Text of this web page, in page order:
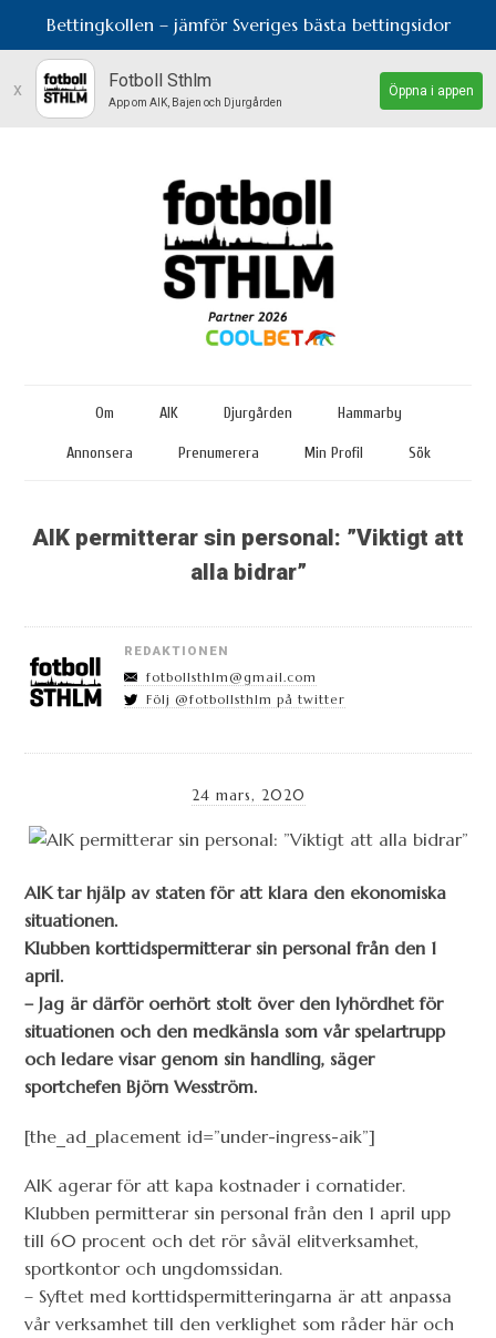
Bettingkollen – jämför Sveriges bästa bettingsidor
x Fotboll Sthlm
App om AIK, Bajen och Djurgården
Öppna i appen
Om AIK Djurgården Hammarby
Annonsera Prenumerera Min Profil Sök
AIK permitterar sin personal: ”Viktigt att
alla bidrar”
REDAKTIONEN
fotbollsthlm@gmail.com
Följ @fotbollsthlm på twitter
24 mars, 2020
AIK tar hjälp av staten för att klara den ekonomiska
situationen.
Klubben korttidspermitterar sin personal från den 1
april.
– Jag är därför oerhört stolt över den lyhördhet för
situationen och den medkänsla som vår spelartrupp
och ledare visar genom sin handling, säger
sportchefen Björn Wesström.
[the_ad_placement id=”under-ingress-aik”]
AIK agerar för att kapa kostnader i cornatider.
Klubben permitterar sin personal från den 1 april upp
till 60 procent och det rör såväl elitverksamhet,
sportkontor och ungdomssidan.
– Syftet med korttidspermitteringarna är att anpassa
vår verksamhet till den verklighet som råder här och